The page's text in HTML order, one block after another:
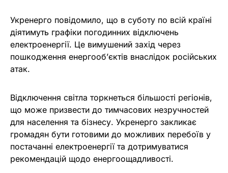
Укренерго повідомило, що в суботу по всій країні
діятимуть графіки погодинних відключень
електроенергії. Це вимушений захід через
пошкодження енергооб’єктів внаслідок російських
атак.
Відключення світла торкнеться більшості регіонів,
що може призвести до тимчасових незручностей
для населення та бізнесу. Укренерго закликає
громадян бути готовими до можливих перебоїв у
постачанні електроенергії та дотримуватися
рекомендацій щодо енергоощадливості.